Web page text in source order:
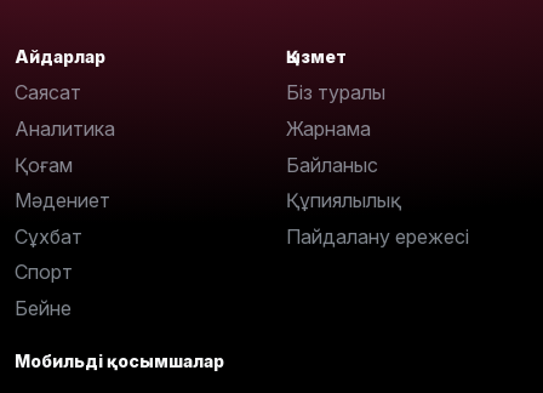
Айдарлар
Саясат
Аналитика
Қоғам
Мәдениет
Сұхбат
Спорт
Бейне
Қызмет
Біз туралы
Жарнама
Байланыс
Құпиялылық
Пайдалану ережесі
Мобильді қосымшалар